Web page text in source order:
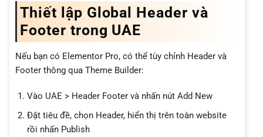
Thiết lập Global Header và
Footer trong UAE
Nếu bạn có Elementor Pro, có thể tùy chỉnh Header và
Footer thông qua Theme Builder:
Vào UAE > Header Footer và nhấn nút Add New
Đặt tiêu đề, chọn Header, hiển thị trên toàn website
rồi nhấn Publish